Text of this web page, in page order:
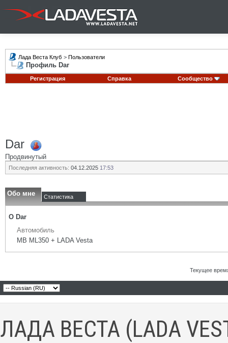
Лада Веста Клуб > Пользователи
Профиль Dar
Регистрация Справка Сообщество
Dar
Продвинутый
Последняя активность: 04.12.2025 17:53
Обо мне Статистика
О Dar
Автомобиль
MB ML350 + LADA Vesta
Текущее
ЛАДА ВЕСТА (LADA